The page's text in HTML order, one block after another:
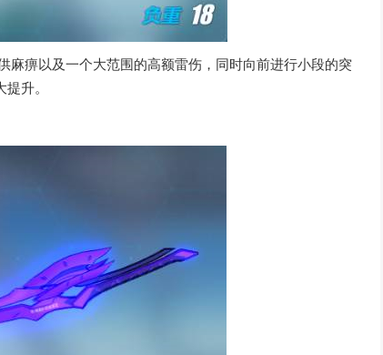
麻痹以及一个大范围的高额雷伤，同时向前进行小段的突
升。